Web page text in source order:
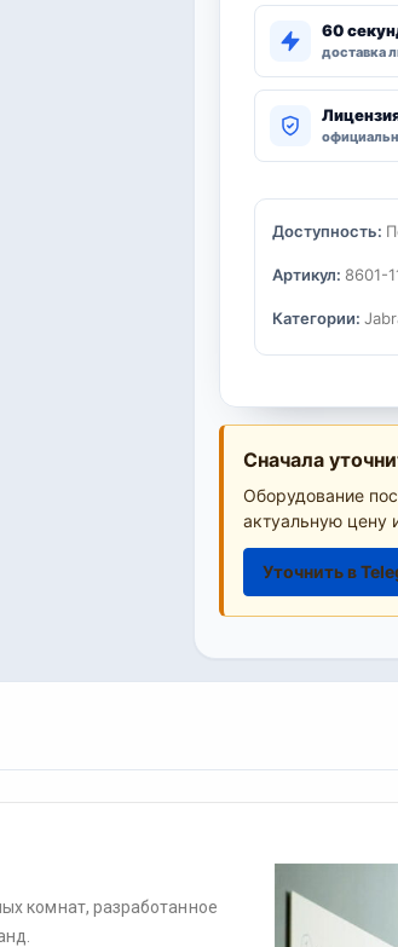
60
доставка
Доступность:
Артикул: 8601-
Категории:
Сначала
Оборудование
актуальную цену
Уточнить в
комнат, разработанное